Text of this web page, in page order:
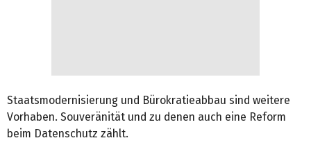
Staatsmodernisierung und Bürokratieabbau sind weitere
Vorhaben. Souveränität und zu denen auch eine Reform
beim Datenschutz zählt.